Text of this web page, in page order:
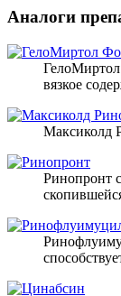
Аналоги
вязкое
Максиколд
Ринопронт